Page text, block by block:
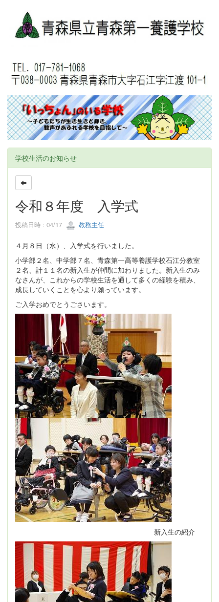
学校生活のお知らせ
令和８年度 入学式
投稿日時 : 04/17 教務主任
４月８日（水）、入学式を行いました。
小学部２名、中学部７名、青森第一高等養護学校石江分教室
２名、計１１名の新入生が仲間に加わりました。新入生のみ
なさんが、これからの学校生活を通して多くの経験を積み、
成長していくことを心より願っています。
ご入学おめでとうごさいます。
新入生の紹介